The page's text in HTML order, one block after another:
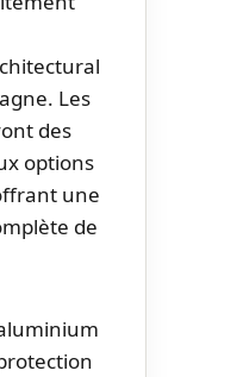
Les
des
options
une
de